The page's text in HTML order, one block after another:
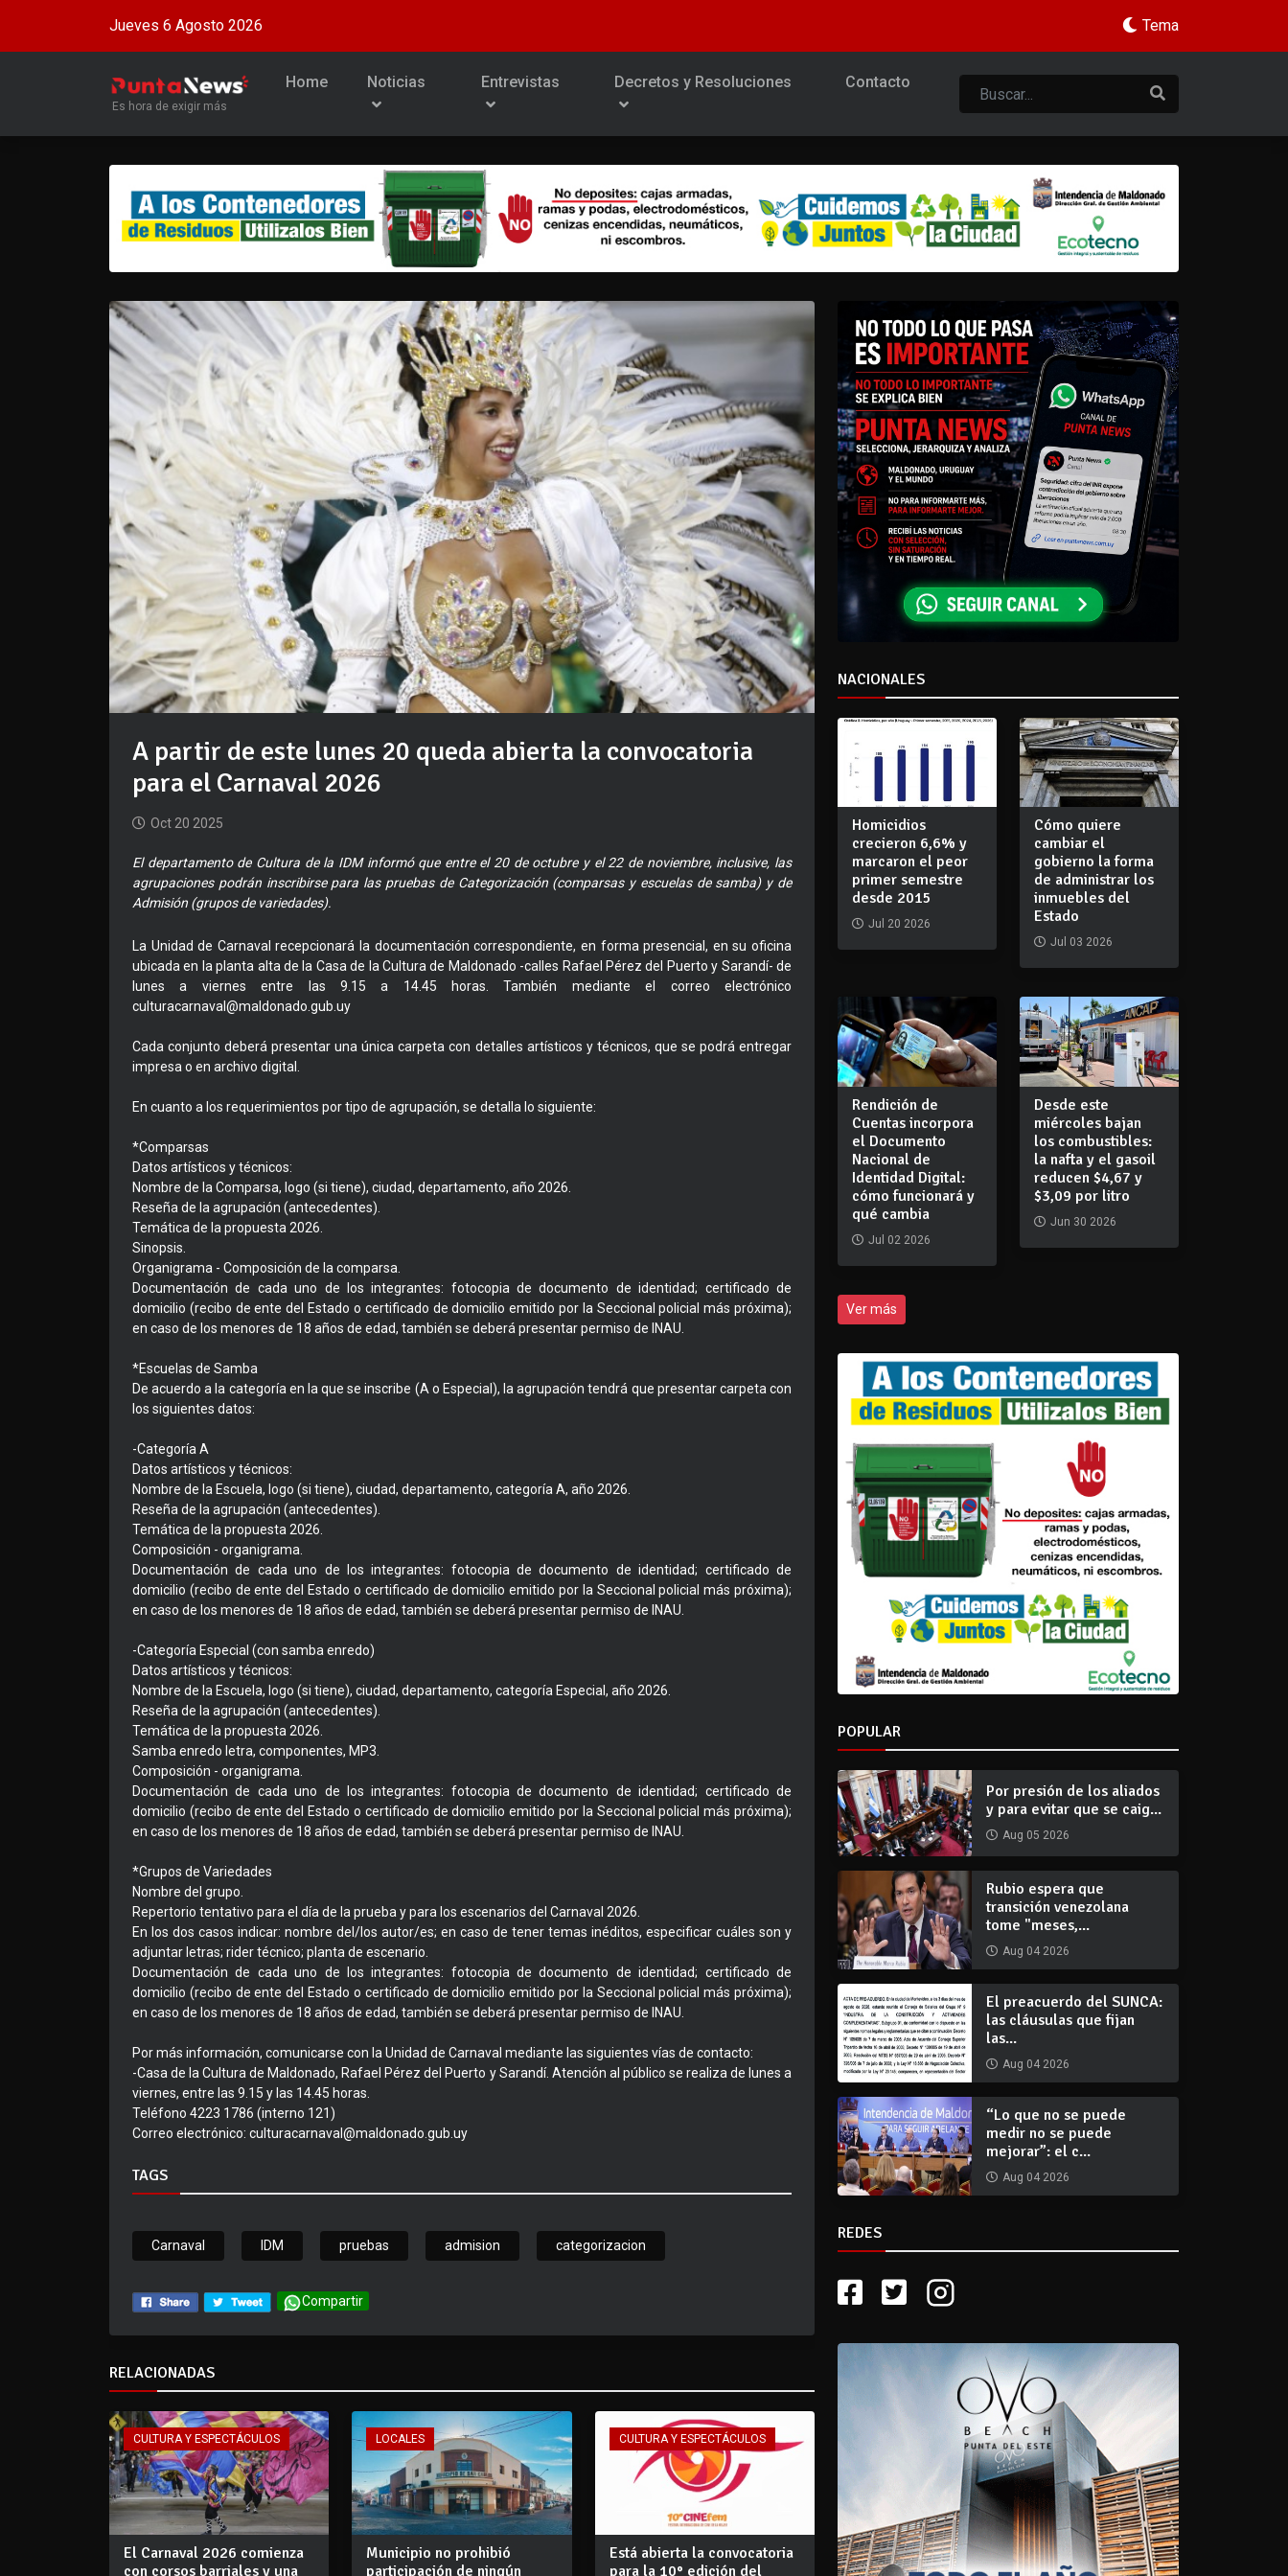
Jueves 6 Agosto 2026 Tema
Es hora de exigir más
Home Noticias Entrevistas Decretos y Resoluciones Contacto
A partir de este lunes 20 queda abierta la convocatoria
para el Carnaval 2026
Oct 20 2025
El departamento de Cultura de la IDM informó que entre el 20 de octubre y el 22 de noviembre, inclusive, las
agrupaciones podrán inscribirse para las pruebas de Categorización (comparsas y escuelas de samba) y de
Admisión (grupos de variedades).
La Unidad de Carnaval recepcionará la documentación correspondiente, en forma presencial, en su oficina
ubicada en la planta alta de la Casa de la Cultura de Maldonado -calles Rafael Pérez del Puerto y Sarandí- de
lunes a viernes entre las 9.15 a 14.45 horas. También mediante el correo electrónico
culturacarnaval@maldonado.gub.uy
Cada conjunto deberá presentar una única carpeta con detalles artísticos y técnicos, que se podrá entregar
impresa o en archivo digital.
En cuanto a los requerimientos por tipo de agrupación, se detalla lo siguiente:
*Comparsas
Datos artísticos y técnicos:
Nombre de la Comparsa, logo (si tiene), ciudad, departamento, año 2026.
Reseña de la agrupación (antecedentes).
Temática de la propuesta 2026.
Sinopsis.
Organigrama - Composición de la comparsa.
Documentación de cada uno de los integrantes: fotocopia de documento de identidad; certificado de
domicilio (recibo de ente del Estado o certificado de domicilio emitido por la Seccional policial más próxima);
en caso de los menores de 18 años de edad, también se deberá presentar permiso de INAU.
*Escuelas de Samba
De acuerdo a la categoría en la que se inscribe (A o Especial), la agrupación tendrá que presentar carpeta con
los siguientes datos:
-Categoría A
Datos artísticos y técnicos:
Nombre de la Escuela, logo (si tiene), ciudad, departamento, categoría A, año 2026.
Reseña de la agrupación (antecedentes).
Temática de la propuesta 2026.
Composición - organigrama.
Documentación de cada uno de los integrantes: fotocopia de documento de identidad; certificado de
domicilio (recibo de ente del Estado o certificado de domicilio emitido por la Seccional policial más próxima);
en caso de los menores de 18 años de edad, también se deberá presentar permiso de INAU.
-Categoría Especial (con samba enredo)
Datos artísticos y técnicos:
Nombre de la Escuela, logo (si tiene), ciudad, departamento, categoría Especial, año 2026.
Reseña de la agrupación (antecedentes).
Temática de la propuesta 2026.
Samba enredo letra, componentes, MP3.
Composición - organigrama.
Documentación de cada uno de los integrantes: fotocopia de documento de identidad; certificado de
domicilio (recibo de ente del Estado o certificado de domicilio emitido por la Seccional policial más próxima);
en caso de los menores de 18 años de edad, también se deberá presentar permiso de INAU.
*Grupos de Variedades
Nombre del grupo.
Repertorio tentativo para el día de la prueba y para los escenarios del Carnaval 2026.
En los dos casos indicar: nombre del/los autor/es; en caso de tener temas inéditos, especificar cuáles son y
adjuntar letras; rider técnico; planta de escenario.
Documentación de cada uno de los integrantes: fotocopia de documento de identidad; certificado de
domicilio (recibo de ente del Estado o certificado de domicilio emitido por la Seccional policial más próxima);
en caso de los menores de 18 años de edad, también se deberá presentar permiso de INAU.
Por más información, comunicarse con la Unidad de Carnaval mediante las siguientes vías de contacto:
-Casa de la Cultura de Maldonado, Rafael Pérez del Puerto y Sarandí. Atención al público se realiza de lunes a
viernes, entre las 9.15 y las 14.45 horas.
Teléfono 4223 1786 (interno 121)
Correo electrónico: culturacarnaval@maldonado.gub.uy
TAGS
Carnaval IDM pruebas admision categorizacion
Compartir
RELACIONADAS
CULTURA Y ESPECTÁCULOS
El Carnaval 2026 comienza
con corsos barriales y una
LOCALES
Municipio no prohibió
participación de ningún
CULTURA Y ESPECTÁCULOS
Está abierta la convocatoria
para la 10° edición del
NACIONALES
Homicidios
crecieron 6,6% y
marcaron el peor
primer semestre
desde 2015
Jul 20 2026
Cómo quiere
cambiar el
gobierno la forma
de administrar los
inmuebles del
Estado
Jul 03 2026
Rendición de
Cuentas incorpora
el Documento
Nacional de
Identidad Digital:
cómo funcionará y
qué cambia
Jul 02 2026
Desde este
miércoles bajan
los combustibles:
la nafta y el gasoil
reducen $4,67 y
$3,09 por litro
Jun 30 2026
Ver más
POPULAR
Por presión de los aliados
y para evitar que se caig...
Aug 05 2026
Rubio espera que
transición venezolana
tome "meses,...
Aug 04 2026
El preacuerdo del SUNCA:
las cláusulas que fijan
las...
Aug 04 2026
“Lo que no se puede
medir no se puede
mejorar”: el c...
Aug 04 2026
REDES